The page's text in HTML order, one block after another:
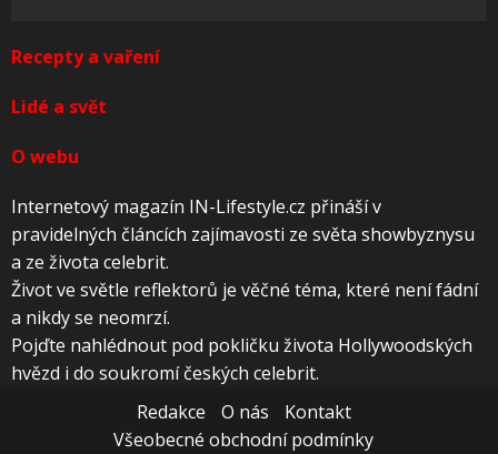
Recepty a vaření
Lidé a svět
O webu
Internetový magazín IN-Lifestyle.cz přináší v
pravidelných článcích zajímavosti ze světa showbyznysu
a ze života celebrit.
Život ve světle reflektorů je věčné téma, které není fádní
a nikdy se neomrzí.
Pojďte nahlédnout pod pokličku života Hollywoodských
hvězd i do soukromí českých celebrit.
Redakce
O nás
Kontakt
Všeobecné obchodní podmínky